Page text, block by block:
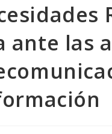
ante las